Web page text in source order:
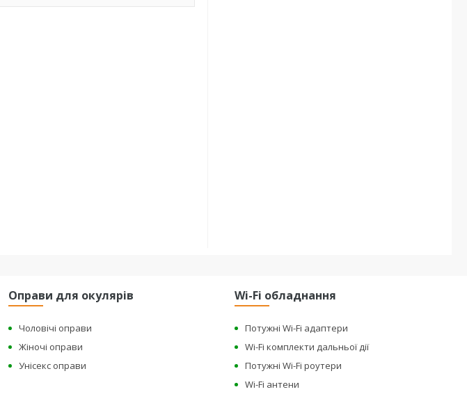
Оправи для окулярів
Чоловічі оправи
Жіночі оправи
Унісекс оправи
Wi-Fi обладнання
Потужні Wi-Fi адаптери
Wi-Fi комплекти дальньої дії
Потужні Wi-Fi роутери
Wi-Fi антени